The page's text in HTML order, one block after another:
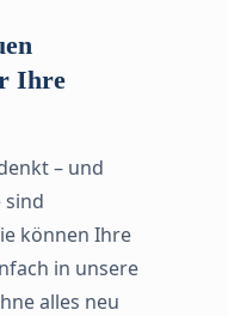
Ihre
– und
sind
können Ihre
in unsere
alles neu